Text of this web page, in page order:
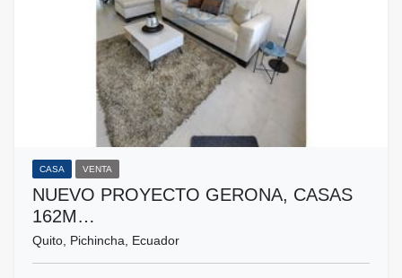
CASA VENTA
NUEVO PROYECTO GERONA, CASAS
162M…
Quito, Pichincha, Ecuador